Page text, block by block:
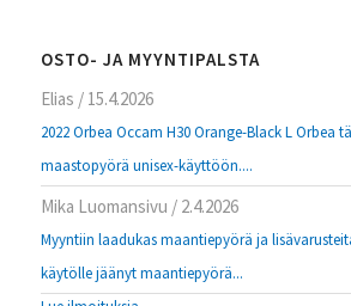
OSTO- JA MYYNTIPALSTA
Elias / 15.4.2026
2022 Orbea Occam H30 Orange-Black L Orbea
maastopyörä unisex-käyttöön....
Mika Luomansivu / 2.4.2026
Myyntiin laadukas maantiepyörä ja
käytölle jäänyt maantiepyörä...